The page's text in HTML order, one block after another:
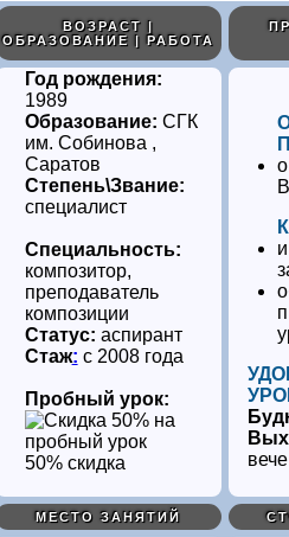
ВОЗРАСТ |
ОБРАЗОВАНИЕ | РАБОТА
Год рождения:
1989
Образование: СГК
им. Собинова ,
Саратов
Степень\Звание:
специалист
Специальность:
композитор,
преподаватель
композиции
Статус: аспирант
Стаж: с 2008 года
Пробный урок:
50% скидка
МЕСТО ЗАНЯТИЙ